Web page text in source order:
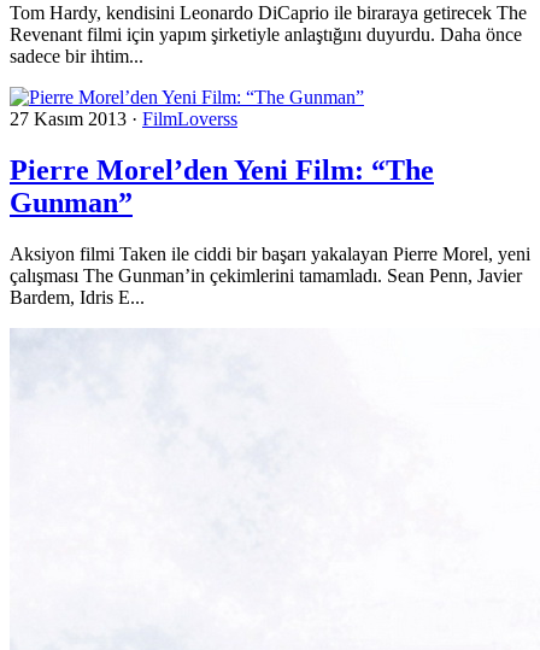
Tom Hardy, kendisini Leonardo DiCaprio ile biraraya getirecek The
Revenant filmi için yapım şirketiyle anlaştığını duyurdu. Daha önce
sadece bir ihtim...
27 Kasım 2013 · FilmLoverss
Pierre Morel’den Yeni Film: “The
Gunman”
Aksiyon filmi Taken ile ciddi bir başarı yakalayan Pierre Morel, yeni
çalışması The Gunman’in çekimlerini tamamladı. Sean Penn, Javier
Bardem, Idris E...